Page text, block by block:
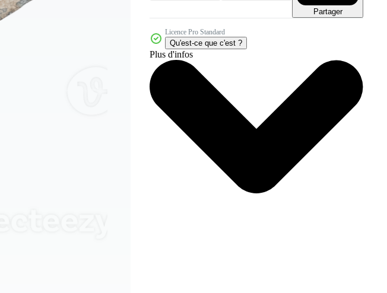
Partager
Licence Pro Standard
Qu'est-ce que c'est ?
Plus d'infos